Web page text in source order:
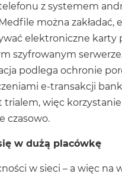
z systemem
można zakładać,
elektroniczne karty
szyfrowanym
podlega ochronie
e-transakcji
trialem, więc
czasowo.
w dużą placówkę
w sieci – a więc na